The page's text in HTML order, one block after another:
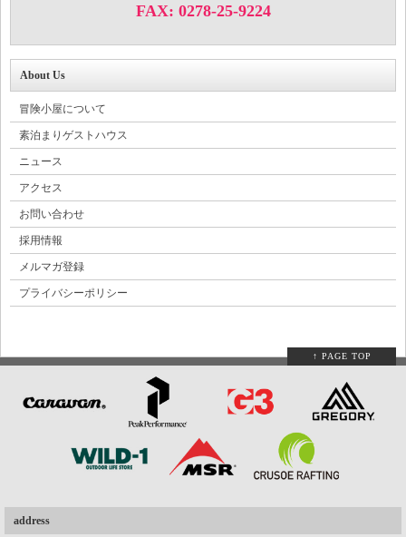
FAX: 0278-25-9224
About Us
冒険小屋について
素泊まりゲストハウス
ニュース
アクセス
お問い合わせ
採用情報
メルマガ登録
プライバシーポリシー
↑ PAGE TOP
address